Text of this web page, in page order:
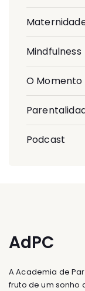
Mindfulness
O
Podcast
AdPC
A Academia de
fruto de um sonho